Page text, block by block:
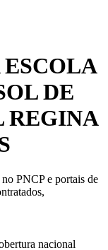
DE
REGINA
PNCP e portais de
nacional